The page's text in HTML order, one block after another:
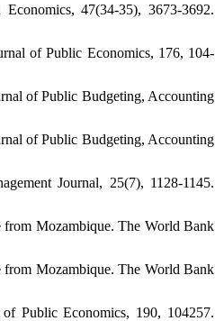
47(34-35), 3673-3692.
of Public Economics, 176, 104-
of Public Budgeting, Accounting
of Public Budgeting, Accounting
Journal, 25(7), 1128-1145.
Mozambique. The World Bank
Mozambique. The World Bank
Public Economics, 190, 104257.